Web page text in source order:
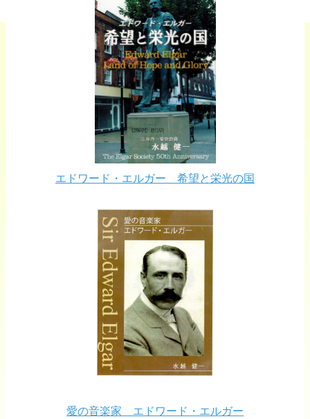
エドワード・エルガー 希望と栄光の国
愛の音楽家 エドワード・エルガー